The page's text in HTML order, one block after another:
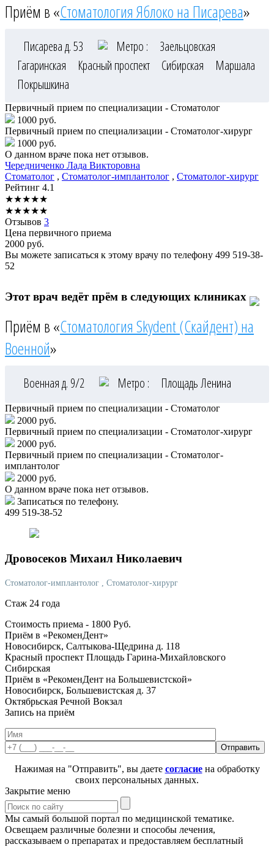
Приём в «Стоматология Яблоко на Писарева»
Писарева д. 53 Метро :
Заельцовская
Гагаринская
Красный проспект Сибирская
Маршала
Покрышкина
Первичный прием по специализации - Стоматолог
1000 руб.
Первичный прием по специализации - Стоматолог-хирург
1000 руб.
О данном враче пока нет отзывов.
Чередниченко Лада Викторовна
Стоматолог , Стоматолог-имплантолог , Стоматолог-хирург
Рейтинг 4.1
★★★★★
★★★★★
Отзывов 3
Цена первичного приема
2000 руб.
Вы можете записаться к этому врачу по телефону 499 519-38-
52
Этот врач ведёт прём в следующих клиниках
Приём в «Стоматология Skydent (Скайдент) на
Военной»
Военная д. 9/2 Метро : Площадь Ленина
Первичный прием по специализации - Стоматолог
2000 руб.
Первичный прием по специализации - Стоматолог-хирург
2000 руб.
Первичный прием по специализации - Стоматолог-
имплантолог
2000 руб.
О данном враче пока нет отзывов.
Записаться по телефону.
499 519-38-52
Дровосеков Михаил Николаевич
Стоматолог-имплантолог , Стоматолог-хирург
Стаж 24 года
Стоимость приема - 1800 Руб.
Приём в «РекоменДент»
Новосибирск, Салтыкова-Щедрина д. 118
Красный проспект Площадь Гарина-Михайловского
Сибирская
Приём в «РекоменДент на Большевистской»
Новосибирск, Большевистская д. 37
Октябрьская Речной Вокзал
Запись на приём
Нажимая на "Отправить", вы даете согласиена обработку
своих персональных данных.
Закрытие меню
Мы самый большой портал по медицинской тематике.
Освещаем различные болезни и способы лечения,
рассказываем о препаратах и предоставляем бесплатный